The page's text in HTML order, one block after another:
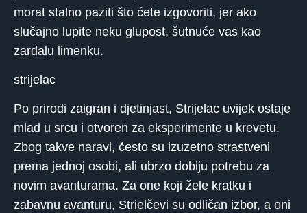
morat stalno paziti što ćete izgovoriti, jer ako
slučajno lupite neku glupost, šutnuće vas kao
zarđalu limenku.
strijelac
Po prirodi zaigran i djetinjast, Strijelac uvijek ostaje
mlad u srcu i otvoren za eksperimente u krevetu.
Zbog takve naravi, često su izuzetno strastveni
prema jednoj osobi, ali ubrzo dobiju potrebu za
novim avanturama. Za one koji žele kratku i
zabavnu avanturu, Strielčevi su odličan izbor, a oni